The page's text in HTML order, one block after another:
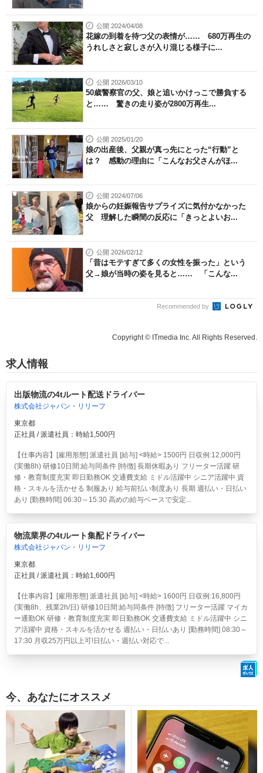
公開 2024/04/08
花嫁の到着を待つ父の表情が…… 680万再生の
うれしさと寂しさが入り混じる様子に...
公開 2026/03/10
50歳警察官の父、娘と追いかけっこで勝負する
と…… 驚きの走り姿が2800万再生...
公開 2025/01/20
娘の出産後、父親が真っ先にとった“行動”と
は？ 感動の理由に「こんなお父さんがほ...
公開 2024/07/06
娘からの妊娠報告サプライズに気付かなかった
父 理解した瞬間の反応に「きっとよいお...
公開 2026/02/12
「昔はモテすぎて多くの女性を振った」という
父→娘が当時の姿を見ると…… 「こんな...
Recommended by
Copyright © ITmedia Inc. All Rights Reserved.
求人情報
出版物流の4tルート配送ドライバー
株式会社ジャパン・リリーフ
東京都
正社員 / 派遣社員：時給1,500円
【仕事内容】[雇用形態] 派遣社員 [給与] <時給> 1500円 日収例:12,000円
(実働8h) 研修10日間:給与同条件 [特徴] 長期休暇あり フリーター活躍 研
修・教育制度充実 即日勤務OK 交通費支給 ミドル活躍中 シニア活躍中 資
格・スキルを活かせる 制服あり 給与前払い制度あり 長期 週払い・日払い
あり [勤務時間] 06:30～15:30 高めの給与ベースで安定...
物流業界の4tルート集配ドライバー
株式会社ジャパン・リリーフ
東京都
正社員 / 派遣社員：時給1,600円
【仕事内容】[雇用形態] 派遣社員 [給与] <時給> 1600円 日収例:16,800円
(実働8h、残業2h/日) 研修10日間:給与同条件 [特徴] フリーター活躍 マイカ
ー通勤OK 研修・教育制度充実 即日勤務OK 交通費支給 ミドル活躍中 シニ
ア活躍中 資格・スキルを活かせる 週払い・日払いあり [勤務時間] 08:30～
17:30 月収25万円以上可!日払い・週払い対応で...
今、あなたにオススメ